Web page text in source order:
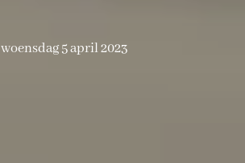
woensdag 5 april 2023